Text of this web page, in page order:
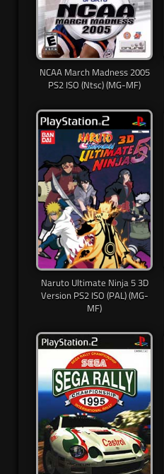
NCAA March Madness 2005
PS2 ISO (Ntsc) (MG-MF)
Naruto Ultimate Ninja 5 3D
Version PS2 ISO (PAL) (MG-
MF)